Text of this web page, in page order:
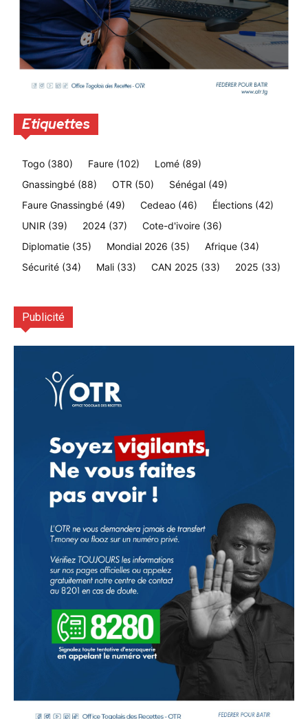
Etiquettes
Togo (380) Faure (102) Lomé (89)
Gnassingbé (88) OTR (50) Sénégal (49)
Faure Gnassingbé (49) Cedeao (46) Élections (42)
UNIR (39) 2024 (37) Cote-d'ivoire (36)
Diplomatie (35) Mondial 2026 (35) Afrique (34)
Sécurité (34) Mali (33) CAN 2025 (33) 2025 (33)
Publicité